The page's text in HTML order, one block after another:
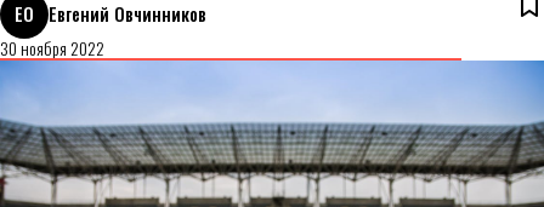
ЕО
Евгений Овчинников
30 ноября 2022